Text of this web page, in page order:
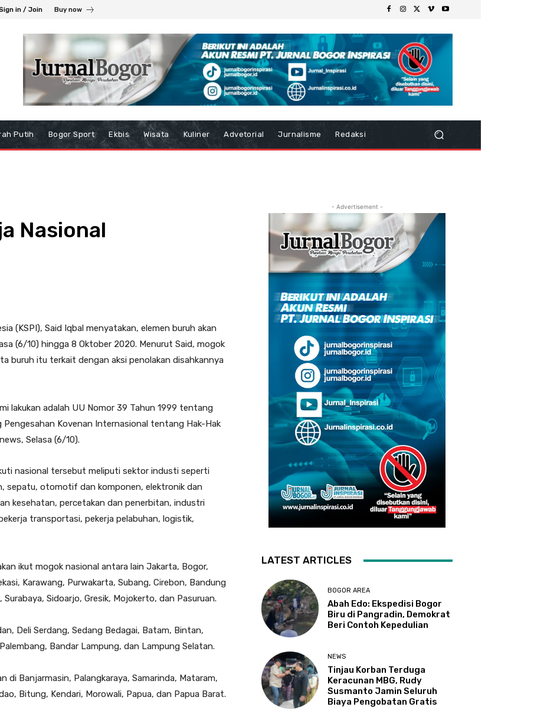
in / Join Buy now
Putih Bogor Sport Ekbis Wisata Kuliner Advetorial Jurnalisme Redaksi
Nasional
(KSPI), Said Iqbal menyatakan, elemen buruh akan
(6/10) hingga 8 Oktober 2020. Menurut Said, mogok
buruh itu terkait dengan aksi penolakan disahkannya
lakukan adalah UU Nomor 39 Tahun 1999 tentang
Kovenan Internasional tentang Hak-Hak
Selasa (6/10).
nasional tersebut meliputi sektor industi seperti
sepatu, otomotif dan komponen, elektronik dan
kesehatan, percetakan dan penerbitan, industri
transportasi, pekerja pelabuhan, logistik,
ikut mogok nasional antara lain Jakarta, Bogor,
Karawang, Purwakarta, Subang, Cirebon, Bandung
Sidoarjo, Gresik, Mojokerto, dan Pasuruan.
Deli Serdang, Sedang Bedagai, Batam, Bintan,
Bandar Lampung, dan Lampung Selatan.
di Banjarmasin, Palangkaraya, Samarinda, Mataram,
Bitung, Kendari, Morowali, Papua, dan Papua Barat.
- Advertisement -
LATEST ARTICLES
BOGOR AREA
Abah Edo: Ekspedisi Bogor
Biru di Pangradin, Demokrat
Beri Contoh Kepedulian
NEWS
Tinjau Korban Terduga
Keracunan MBG, Rudy
Susmanto Jamin Seluruh
Biaya Pengobatan Gratis